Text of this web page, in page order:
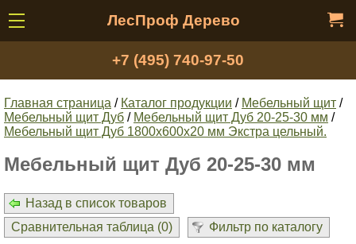
ЛесПроф Дерево
+7 (495) 740-97-50
Главная страница / Каталог продукции / Мебельный щит /
Мебельный щит Дуб / Мебельный щит Дуб 20-25-30 мм /
Мебельный щит Дуб 1800х600х20 мм Экстра цельный.
Мебельный щит Дуб 20-25-30 мм
Назад в список товаров
Сравнительная таблица (0) Фильтр по каталогу